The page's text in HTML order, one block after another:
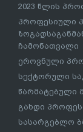
2023 წლის
პროფესიული
ჩამონათვალი
ეროვნული
სექტორული
წარმატებული
გახდი
სასარგებლო